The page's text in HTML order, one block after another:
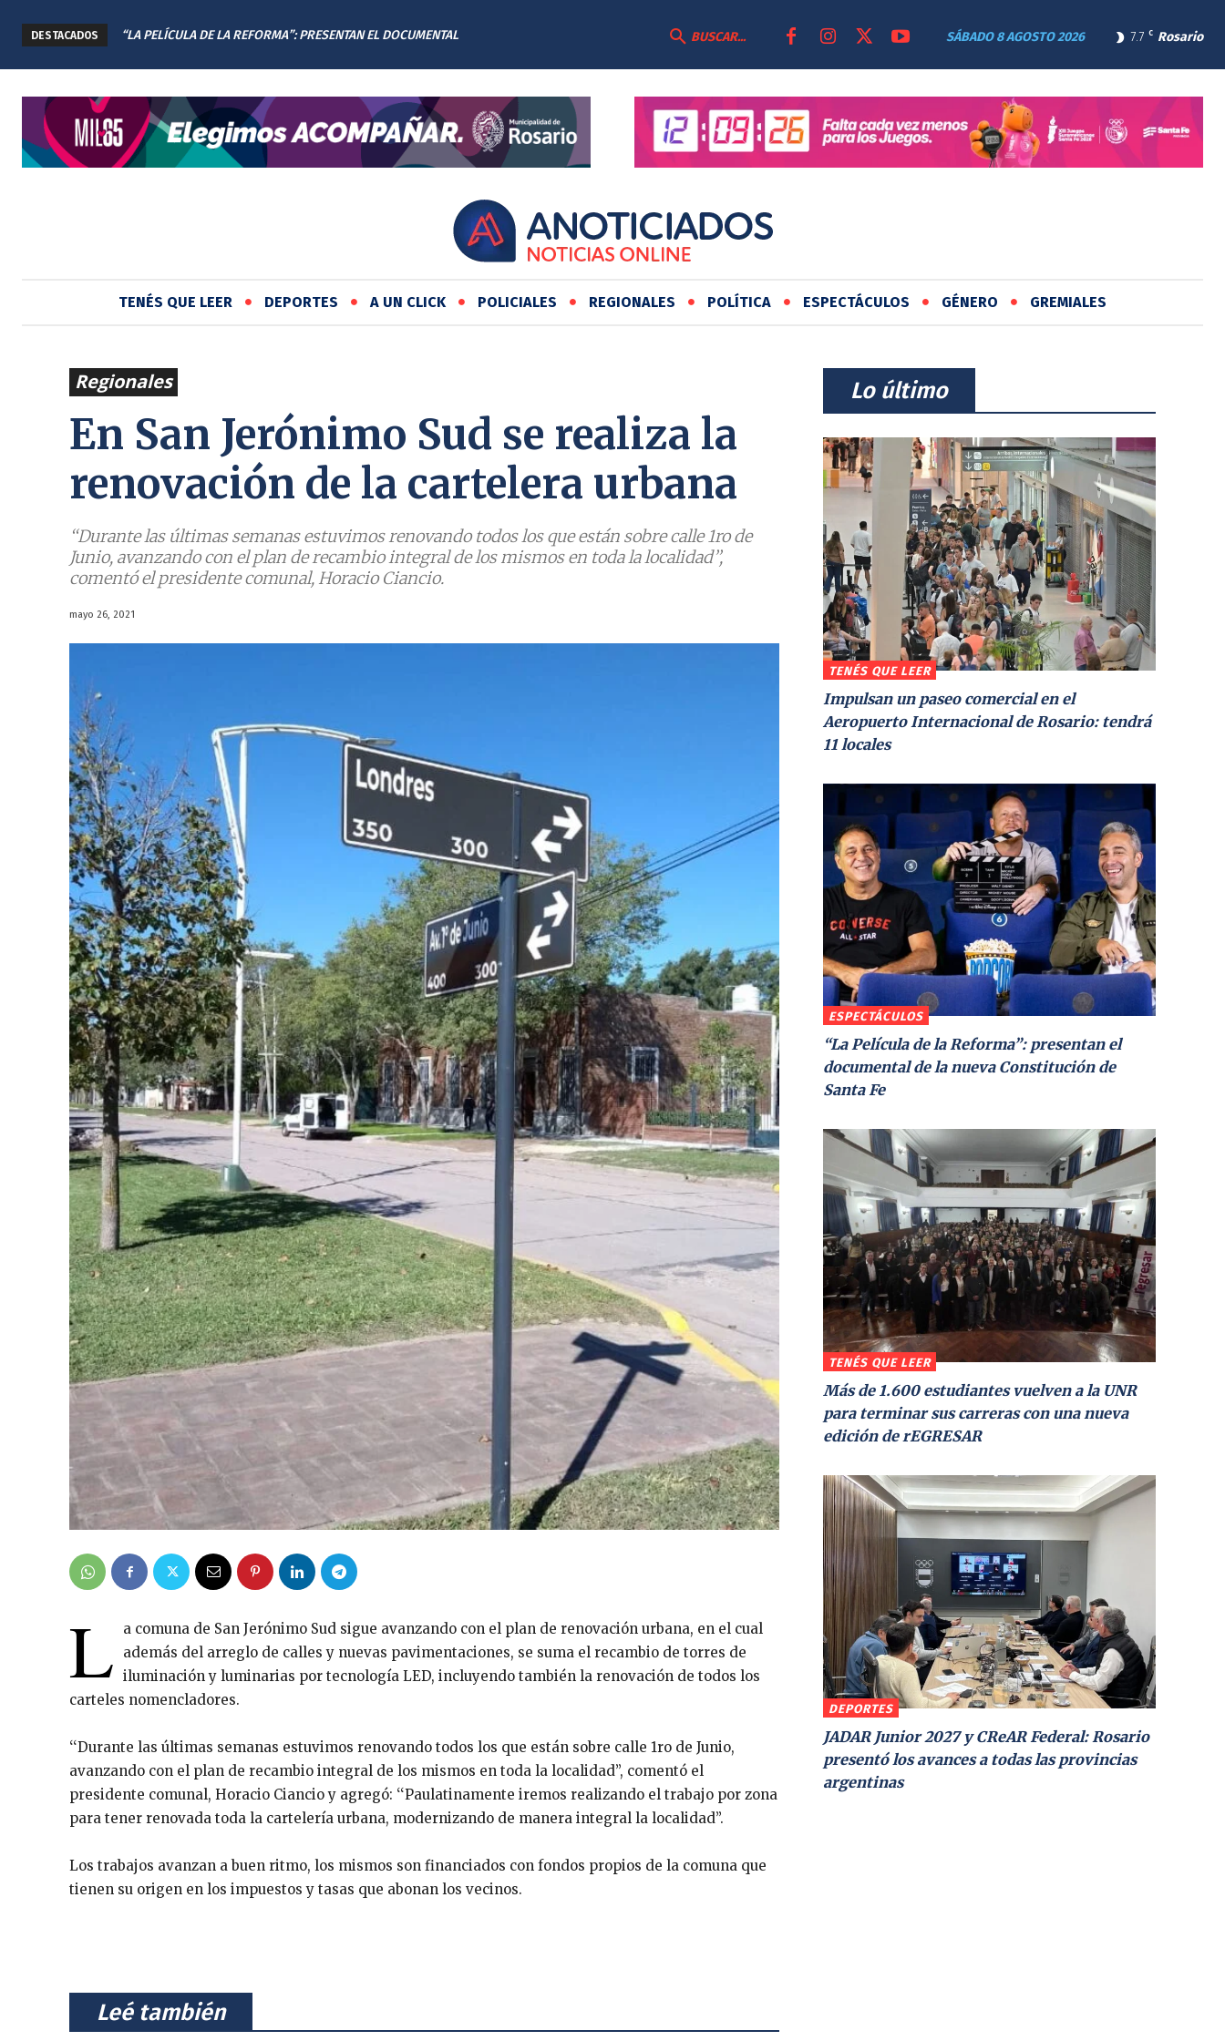
DESTACADOS
“LA PELÍCULA DE LA REFORMA”: PRESENTAN EL DOCUMENTAL
MÁS DE 1.600 ESTUDIANTES VUELVEN A LA UNR PARA
7.7 C Rosario
SÁBADO 8 AGOSTO 2026
BUSCAR...
TENÉS QUE LEER DEPORTES A UN CLICK POLICIALES REGIONALES POLÍTICA ESPECTÁCULOS GÉNERO GREMIALES
Regionales
En San Jerónimo Sud se realiza la
renovación de la cartelera urbana
‘‘Durante las últimas semanas estuvimos renovando todos los que están sobre calle 1ro de
Junio, avanzando con el plan de recambio integral de los mismos en toda la localidad’’,
comentó el presidente comunal, Horacio Ciancio.
mayo 26, 2021
L
a comuna de San Jerónimo Sud sigue avanzando con el plan de renovación urbana, en el cual
además del arreglo de calles y nuevas pavimentaciones, se suma el recambio de torres de
iluminación y luminarias por tecnología LED, incluyendo también la renovación de todos los
carteles nomencladores.
‘‘Durante las últimas semanas estuvimos renovando todos los que están sobre calle 1ro de Junio,
avanzando con el plan de recambio integral de los mismos en toda la localidad’’, comentó el
presidente comunal, Horacio Ciancio y agregó: ‘‘Paulatinamente iremos realizando el trabajo por zona
para tener renovada toda la cartelería urbana, modernizando de manera integral la localidad’’.
Los trabajos avanzan a buen ritmo, los mismos son financiados con fondos propios de la comuna que
tienen su origen en los impuestos y tasas que abonan los vecinos.
⠀Leé también⠀
⠀Lo último⠀
TENÉS QUE LEER
Impulsan un paseo comercial en el
Aeropuerto Internacional de Rosario: tendrá
11 locales
ESPECTÁCULOS
“La Película de la Reforma”: presentan el
documental de la nueva Constitución de
Santa Fe
TENÉS QUE LEER
Más de 1.600 estudiantes vuelven a la UNR
para terminar sus carreras con una nueva
edición de rEGRESAR
DEPORTES
JADAR Junior 2027 y CReAR Federal: Rosario
presentó los avances a todas las provincias
argentinas